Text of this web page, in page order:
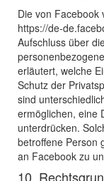
Die von Facebook
https://de-
Aufschluss über
erläutert, welche
Schutz der
sind
ermöglichen, eine
unterdrücken.
betroffene Person
an Facebook zu
10.